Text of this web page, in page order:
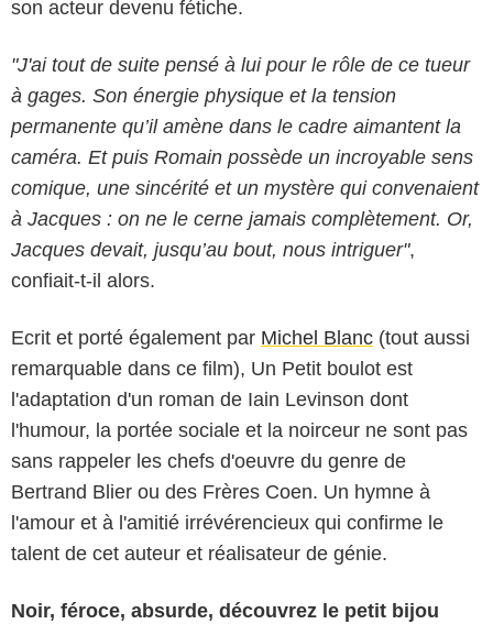
son acteur devenu fétiche.
"J'ai tout de suite pensé à lui pour le rôle de ce tueur
à gages. Son énergie physique et la tension
permanente qu’il amène dans le cadre aimantent la
caméra. Et puis Romain possède un incroyable sens
comique, une sincérité et un mystère qui convenaient
à Jacques : on ne le cerne jamais complètement. Or,
Jacques devait, jusqu’au bout, nous intriguer",
confiait-t-il alors.
Ecrit et porté également par Michel Blanc (tout aussi
remarquable dans ce film), Un Petit boulot est
l'adaptation d'un roman de Iain Levinson dont
l'humour, la portée sociale et la noirceur ne sont pas
sans rappeler les chefs d'oeuvre du genre de
Bertrand Blier ou des Frères Coen. Un hymne à
l'amour et à l'amitié irrévérencieux qui confirme le
talent de cet auteur et réalisateur de génie.
Noir, féroce, absurde, découvrez le petit bijou